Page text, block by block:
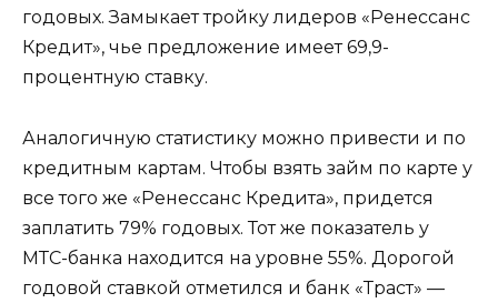
годовых. Замыкает тройку лидеров «Ренессанс
Кредит», чье предложение имеет 69,9-
процентную ставку.
Аналогичную статистику можно привести и по
кредитным картам. Чтобы взять займ по карте у
все того же «Ренессанс Кредита», придется
заплатить 79% годовых. Тот же показатель у
МТС-банка находится на уровне 55%. Дорогой
годовой ставкой отметился и банк «Траст» —